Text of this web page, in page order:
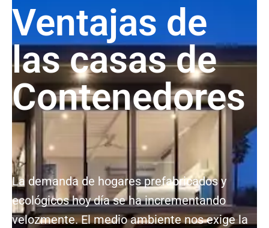
Ventajas de
las casas de
Contenedores
La demanda de hogares prefabricados y
ecológicos hoy día se ha incrementando
velozmente. El medio ambiente nos exige la